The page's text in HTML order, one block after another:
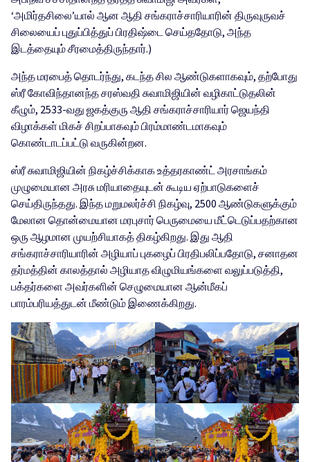
‘அமிர்தசிலை’யால் ஆன ஆதி சங்கராச்சாரியாரின் திருவுருவச்
சிலையைப் புதுப்பித்துப் பிரதிஷ்டை செய்ததோடு, அந்த
இடத்தையும் சீரமைத்திருந்தார்.)
அந்த மரபைத் தொடர்ந்து, கடந்த சில ஆண்டுகளாகவும், தற்போது
ஸ்ரீ கோவிந்தானந்த சரஸ்வதி சுவாமிஜியின் வழிகாட்டுதலின்
கீழும், 2533-வது ஜகத்குரு ஆதி சங்கராச்சாரியார் ஜெயந்தி
விழாக்கள் மிகச் சிறப்பாகவும் பிரம்மாண்டமாகவும்
கொண்டாடப்பட்டு வருகின்றன.
ஸ்ரீ சுவாமிஜியின் நிகழ்ச்சிக்காக உத்தரகாண்ட் அரசாங்கம்
முழுமையான அரசு மரியாதையுடன் கூடிய ஏற்பாடுகளைச்
செய்திருந்தது. இந்த மறுமலர்ச்சி நிகழ்வு, 2500 ஆண்டுகளுக்கும்
மேலான தொன்மையான மரபுசார் பெருமையை மீட்டெடுப்பதற்கான
ஒரு ஆழமான முயற்சியாகத் திகழ்கிறது. இது ஆதி
சங்கராச்சாரியாரின் அழியாப் புகழைப் பிரதிபலிப்பதோடு, சனாதன
தர்மத்தின் காலத்தால் அழியாத விழுமியங்களை வலுப்படுத்தி,
பக்தர்களை அவர்களின் செழுமையான ஆன்மீகப்
பாரம்பரியத்துடன் மீண்டும் இணைக்கிறது.